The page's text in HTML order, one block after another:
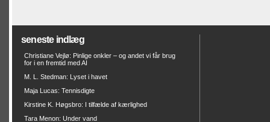
seneste indlæg
Christiane Vejlø: Pinlige onkler – og andet vi får brug
for i en fremtid med AI
M. L. Stedman: Lyset i havet
Maja Lucas: Tennisdigte
Kirstine K. Høgsbro: I tilfælde af kærlighed
Tara Menon: Under vand